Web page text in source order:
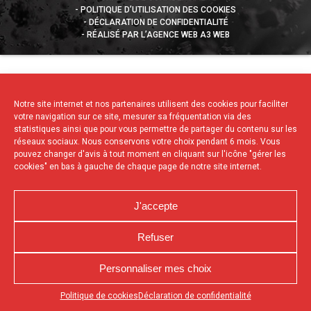
Notre site internet et nos partenaires utilisent des cookies pour faciliter
votre navigation sur ce site, mesurer sa fréquentation via des
statistiques ainsi que pour vous permettre de partager du contenu sur les
réseaux sociaux. Nous conservons votre choix pendant 6 mois. Vous
pouvez changer d'avis à tout moment en cliquant sur l'icône "gérer les
cookies" en bas à gauche de chaque page de notre site internet.
J'accepte
Refuser
Personnaliser mes choix
Politique de cookies Déclaration de confidentialité
Appuyez sur le bouton partager en bas de votre
POLITIQUE D’UTILISATION DES COOKIES
DÉCLARATION DE CONFIDENTIALITÉ
RÉALISÉ PAR L’AGENCE WEB A3 WEB